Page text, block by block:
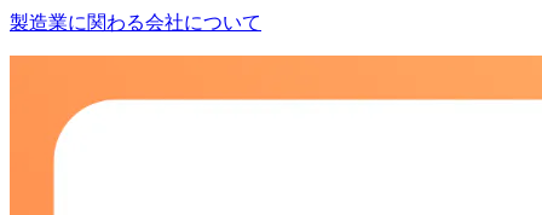
製造業に関わる会社について